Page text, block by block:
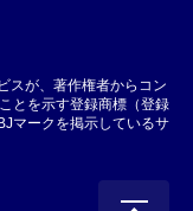
スが、著作権者からコン
とを示す登録商標（登録
マークを掲示しているサ